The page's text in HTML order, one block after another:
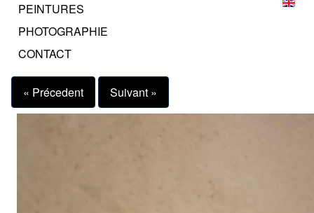
PEINTURES
PHOTOGRAPHIE
CONTACT
« Précedent Suivant »